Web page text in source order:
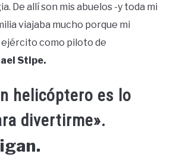
De allí son mis abuelos -y toda mi
viajaba mucho porque mi
como piloto de
Stipe.
helicóptero es lo
divertirme».